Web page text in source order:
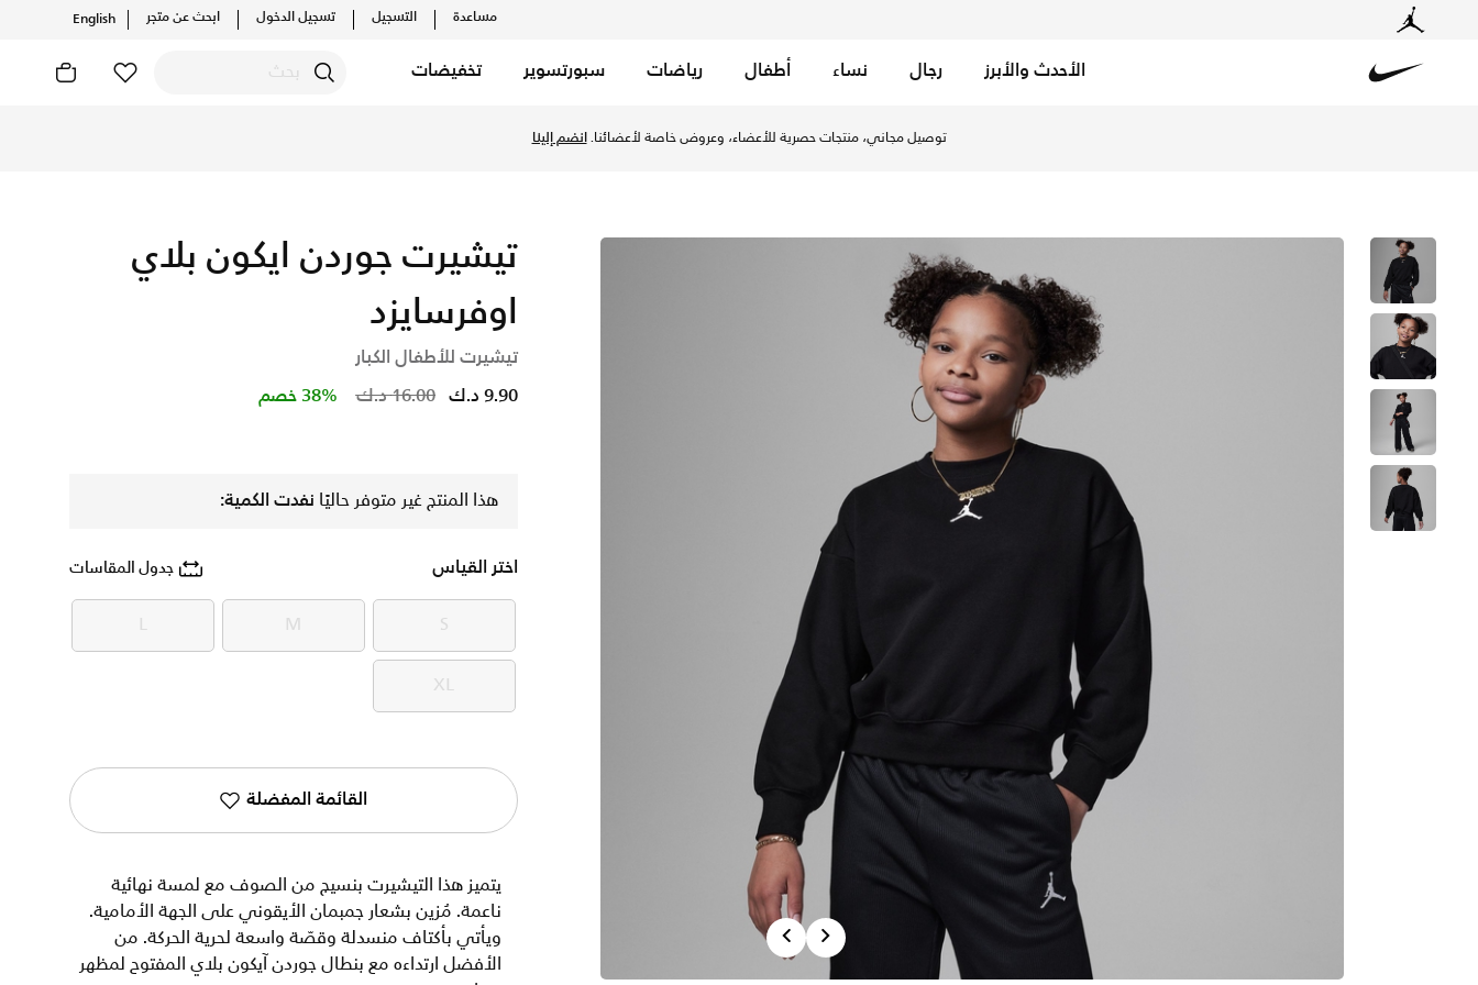
مساعدة التسجيل تسجيل الدخول ابحث عن متجر English
الأحدث والأبرز رجال نساء أطفال رياضات سبورتسوير تخفيضات
توصيل مجاني، منتجات حصرية للأعضاء، وعروض خاصة لأعضائنا.انضم إلينا
PreviousNext
تيشيرت جوردن ايكون بلاي
اوفرسايزد
تيشيرت للأطفال الكبار
Price reduced from
16.00 د.ك to 9.90 د.ك 38% خصم
هذا المنتج غير متوفر حاليًا نفدت الكمية:
اختر القياس جدول المقاسات
S
S
M
M
L
L
XL
XL
القائمة المفضلة
يتميز هذا التيشيرت بنسيج من الصوف مع لمسة نهائية
ناعمة. مُزين بشعار جمبمان الأيقوني على الجهة الأمامية.
ويأتي بأكتاف منسدلة وقصّة واسعة لحرية الحركة. من
الأفضل ارتداءه مع بنطال جوردن آيكون بلاي المفتوح لمظهر